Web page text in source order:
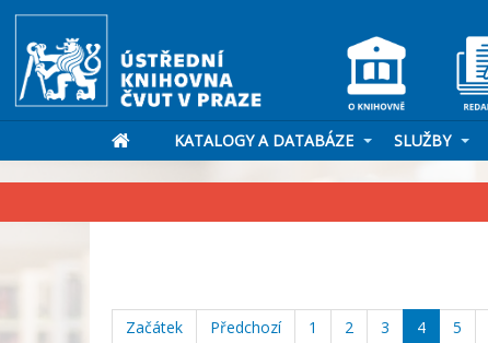
KATALOGY A DATABÁZE SLUŽBY
Začátek Předchozí 1 2 3 4 5